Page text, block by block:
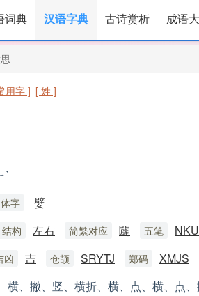
词典 汉语字典 古诗赏析 成语
用字 ] [ 姓 ]
ˋ
字 嬖
结构 左右 简繁对应 闢 五笔
凶 吉 仓颉 SRYTJ 郑码 XMJS
横、撇、竖、横折、横、点、横、点